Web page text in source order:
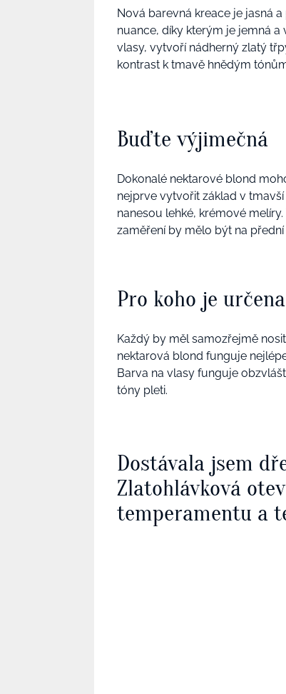
Nová barevná kreace je jasná
nuance, díky kterým je jemná
vlasy, vytvoří nádherný zlatý
kontrast k tmavě hnědým
Buďte výjimečná
Dokonalé nektarové blond
nejprve vytvořit základ v
nanesou lehké, krémové
zaměření by mělo být na
Pro koho je
Každý by měl samozřejmě
nektarová blond funguje
Barva na vlasy funguje
tóny pleti.
Dostávala jsem
Zlatohlávková
temperamentu a